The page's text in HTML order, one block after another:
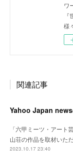
ワ
様
関連記事
「六甲ミーツ・アート
山荘の作品を取材いた
2023.10.17 23:40